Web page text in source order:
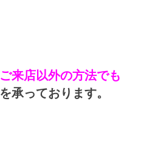
ご来店以外の方法でも
を承っております。